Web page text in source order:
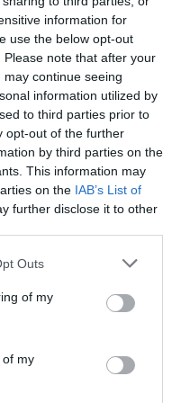
information for
use the below opt-out
note that after your
continue seeing
information utilized by
to third parties prior to
opt-out of the further
by third parties on the
This information may
on the IAB’s List of
further disclose it to other
one or more Google
You may click to
its third-party tags to
in below Google
Outs
of my
of my
a szőlő felvásárlási ára az
Kilónként alig pár 10 forint
Ilyen árak miatta többen
úgy, hogy a termelési
is egyik évről a
az ágazat
válna, ha a
érvényesíteni
A jelenlegi
komolyan
akár közepes,